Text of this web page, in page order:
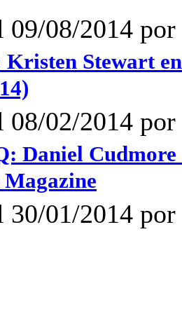
09/08/2014
Kristen Stewart
08/02/2014
Daniel
30/01/2014